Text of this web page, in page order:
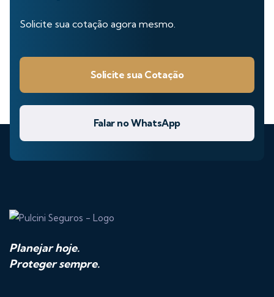
Solicite sua cotação agora mesmo.
Solicite sua Cotação
Falar no WhatsApp
Planejar hoje.
Proteger sempre.